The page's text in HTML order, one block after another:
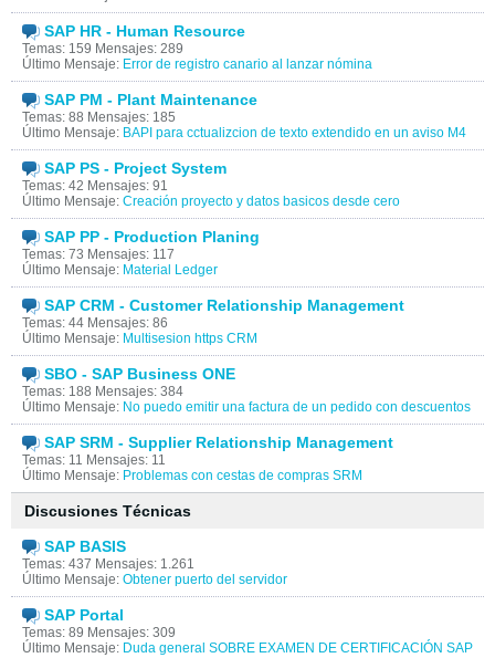
SAP HR - Human Resource
Temas: 159 Mensajes: 289
Último Mensaje: Error de registro canario al lanzar nómina
SAP PM - Plant Maintenance
Temas: 88 Mensajes: 185
Último Mensaje: BAPI para cctualizcion de texto extendido en un aviso M4
SAP PS - Project System
Temas: 42 Mensajes: 91
Último Mensaje: Creación proyecto y datos basicos desde cero
SAP PP - Production Planing
Temas: 73 Mensajes: 117
Último Mensaje: Material Ledger
SAP CRM - Customer Relationship Management
Temas: 44 Mensajes: 86
Último Mensaje: Multisesion https CRM
SBO - SAP Business ONE
Temas: 188 Mensajes: 384
Último Mensaje: No puedo emitir una factura de un pedido con descuentos
SAP SRM - Supplier Relationship Management
Temas: 11 Mensajes: 11
Último Mensaje: Problemas con cestas de compras SRM
Discusiones Técnicas
SAP BASIS
Temas: 437 Mensajes: 1.261
Último Mensaje: Obtener puerto del servidor
SAP Portal
Temas: 89 Mensajes: 309
Último Mensaje: Duda general SOBRE EXAMEN DE CERTIFICACIÓN SAP